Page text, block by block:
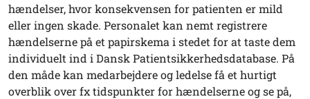
hændelser, hvor konsekvensen for patienten er mild
eller ingen skade. Personalet kan nemt registrere
hændelserne på et papirskema i stedet for at taste dem
individuelt ind i Dansk Patientsikkerhedsdatabase. På
den måde kan medarbejdere og ledelse få et hurtigt
overblik over fx tidspunkter for hændelserne og se på,